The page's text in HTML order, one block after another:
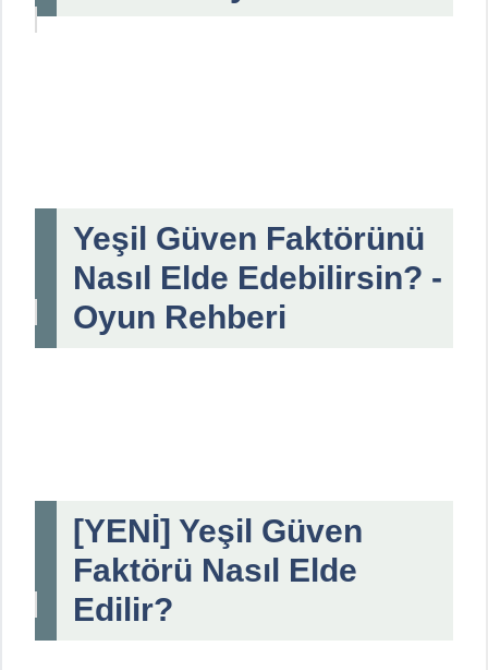
Yeşil Güven Faktörünü
Nasıl Elde Edebilirsin? -
Oyun Rehberi
[YENİ] Yeşil Güven
Faktörü Nasıl Elde
Edilir?